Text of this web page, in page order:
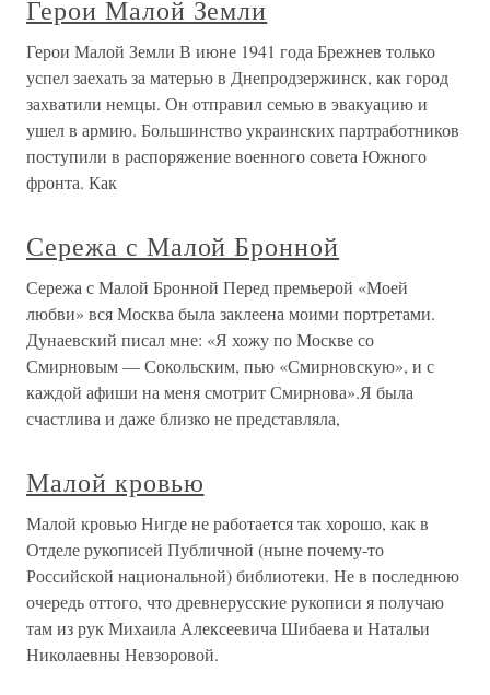
Герои Малой Земли
Герои Малой Земли В июне 1941 года Брежнев только
успел заехать за матерью в Днепродзержинск, как город
захватили немцы. Он отправил семью в эвакуацию и
ушел в армию. Большинство украинских партработников
поступили в распоряжение военного совета Южного
фронта. Как
Сережа с Малой Бронной
Сережа с Малой Бронной Перед премьерой «Моей
любви» вся Москва была заклеена моими портретами.
Дунаевский писал мне: «Я хожу по Москве со
Смирновым — Сокольским, пью «Смирновскую», и с
каждой афиши на меня смотрит Смирнова».Я была
счастлива и даже близко не представляла,
Малой кровью
Малой кровью Нигде не работается так хорошо, как в
Отделе рукописей Публичной (ныне почему-то
Российской национальной) библиотеки. Не в последнюю
очередь оттого, что древнерусские рукописи я получаю
там из рук Михаила Алексеевича Шибаева и Натальи
Николаевны Невзоровой.